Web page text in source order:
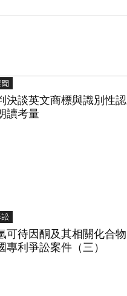
決談英文商標與識別性認
讀考量
可待因酮及其相關化合物
專利爭訟案件（三）